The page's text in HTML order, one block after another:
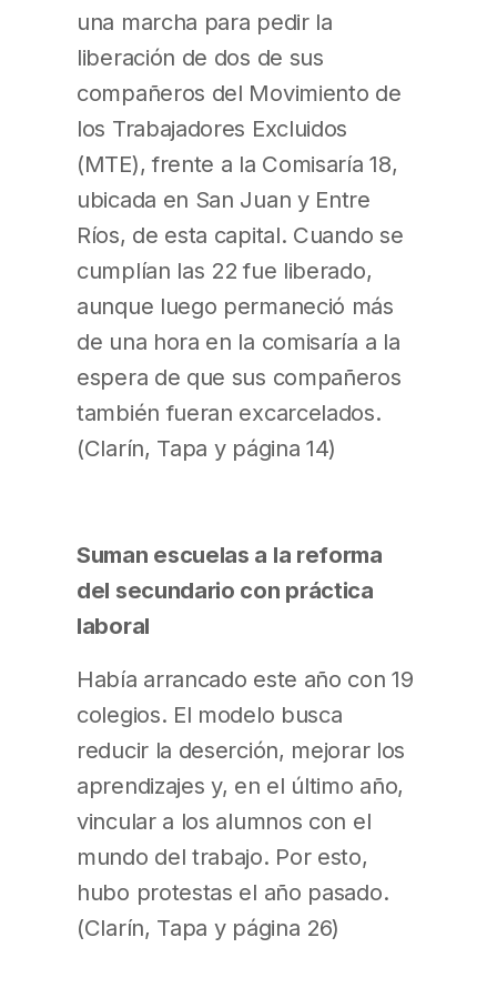
una marcha para pedir la
liberación de dos de sus
compañeros del Movimiento de
los Trabajadores Excluidos
(MTE), frente a la Comisaría 18,
ubicada en San Juan y Entre
Ríos, de esta capital. Cuando se
cumplían las 22 fue liberado,
aunque luego permaneció más
de una hora en la comisaría a la
espera de que sus compañeros
también fueran excarcelados.
(Clarín, Tapa y página 14)
Suman escuelas a la reforma
del secundario con práctica
laboral
Había arrancado este año con 19
colegios. El modelo busca
reducir la deserción, mejorar los
aprendizajes y, en el último año,
vincular a los alumnos con el
mundo del trabajo. Por esto,
hubo protestas el año pasado.
(Clarín, Tapa y página 26)